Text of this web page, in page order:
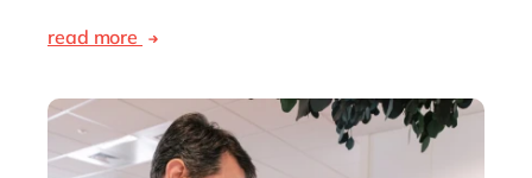
read more